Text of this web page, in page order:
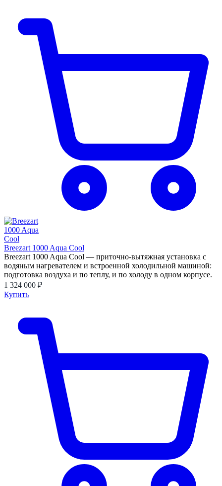
Breezart 1000 Aqua Cool
Breezart 1000 Aqua Cool — приточно-вытяжная установка с
водяным нагревателем и встроенной холодильной машиной:
подготовка воздуха и по теплу, и по холоду в одном корпусе.
1 324 000 ₽
Купить